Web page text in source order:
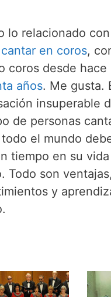
lo relacionado
cantar en coros,
coros desde hace
años. Me gusta.
insuperable
de personas
el mundo
tiempo en su
Todo son
y